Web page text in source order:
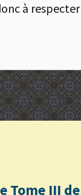
à
Tome III de